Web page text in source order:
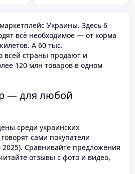
Украины. Здесь 6
всё необходимое — от корма
А 60 тыс.
всей страны продают и
120 млн товаров в одном
— для любой
среди украинских
сами покупатели
2025). Сравнивайте предложения
отзывы с фото и видео,